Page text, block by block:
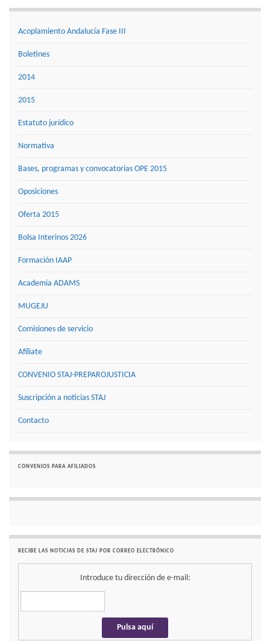
Acoplamiento Andalucía Fase III
Boletines
2014
2015
Estatuto jurídico
Normativa
Bases, programas y convocatorias OPE 2015
Oposiciones
Oferta 2015
Bolsa Interinos 2026
Formación IAAP
Academia ADAMS
MUGEJU
Comisiones de servicio
Afíliate
CONVENIO STAJ-PREPAROJUSTICIA
Suscripción a noticias STAJ
Contacto
CONVENIOS PARA AFILIADOS
RECIBE LAS NOTICIAS DE STAJ POR CORREO ELECTRÓNICO
Introduce tu dirección de e-mail: